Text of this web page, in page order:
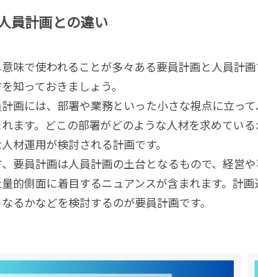
員計画との違い
味で使われることが多々ある要員計画と人員計
知っておきましょう。
計画には、部署や業務といった小さな視点に立っ
ます。どこの部署がどのような人材を求めてい
材運用が検討される計画です。
要員計画は人員計画の土台となるもので、経営
量的側面に着目するニュアンスが含まれます。計
るかなどを検討するのが要員計画です。